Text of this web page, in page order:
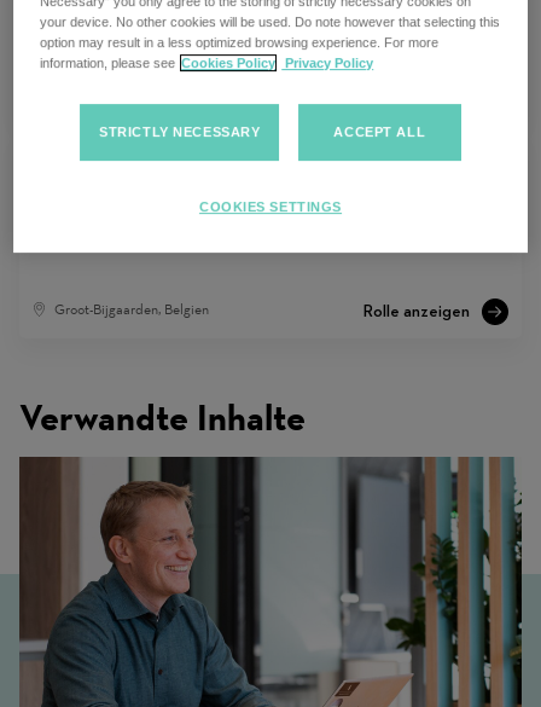
Practice Manager Akkodis
Head of Wallonia & Brussels.
Groot-Bijgaarden, Belgien
Verwandte Inhalte
your device. No other cookies will be used. Do note however that selecting this
option may result in a less optimized browsing experience. For more
information, please see Cookies Policy Privacy Policy
STRICTLY NECESSARY ACCEPT ALL
COOKIES SETTINGS